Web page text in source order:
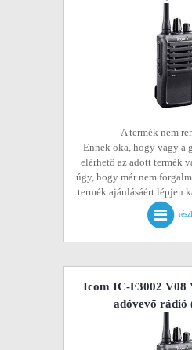
A termék nem
Ennek oka, hogy vagy a
elérhető az adott termék
úgy, hogy már nem
termék ajánlásáért lépjen
Icom IC-F3002 V08
adóvevő rádió